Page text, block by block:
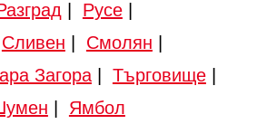
| Русе|
Сливен | Смолян |
Загора| Търговище|
| Ямбол